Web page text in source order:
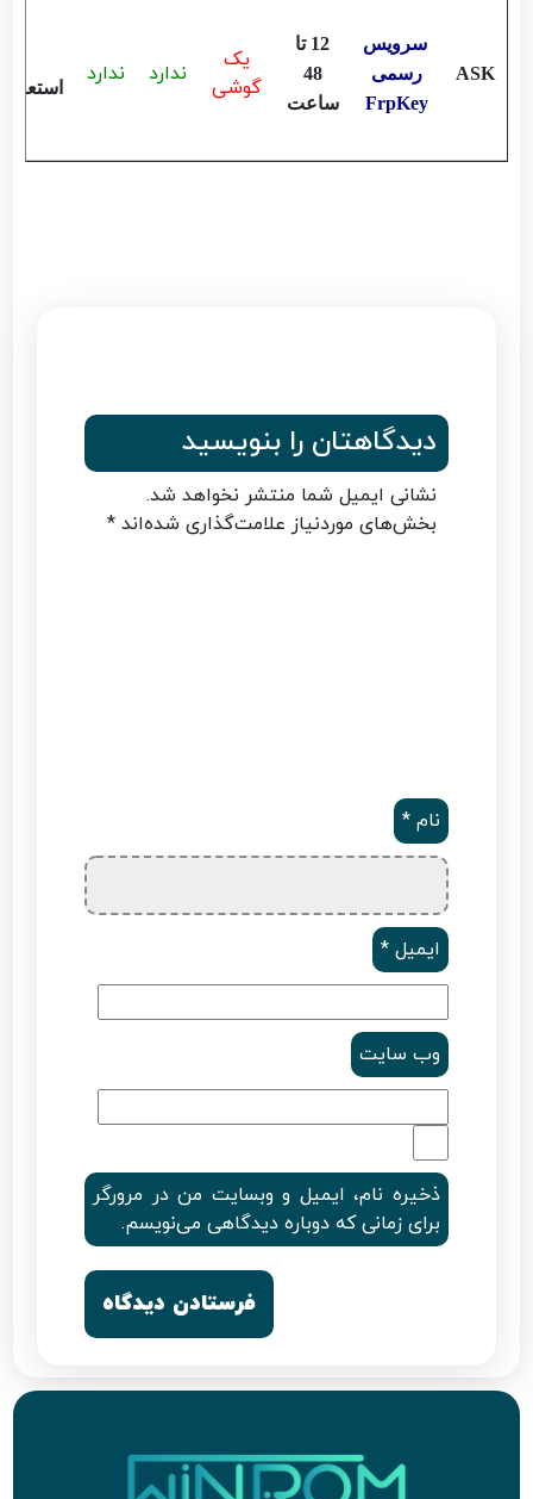
ASK
سرویس
رسمی
FrpKey
12 تا
48
ساعت
یک
گوشی
ندارد ندارد
استعلام
دیدگاهتان را بنویسید
نشانی ایمیل شما منتشر نخواهد شد.
بخش‌های موردنیاز علامت‌گذاری شده‌اند*
نام*
ایمیل*
وب‌ سایت
ذخیره نام، ایمیل و وبسایت من در مرورگر
برای زمانی که دوباره دیدگاهی می‌نویسم.